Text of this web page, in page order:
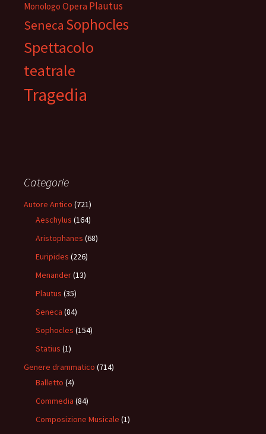
Monologo Opera Plautus
Seneca Sophocles
Spettacolo
teatrale
Tragedia
Categorie
Autore Antico (721)
Aeschylus (164)
Aristophanes (68)
Euripides (226)
Menander(13)
Plautus (35)
Seneca (84)
Sophocles (154)
Statius (1)
Genere drammatico (714)
Balletto (4)
Commedia (84)
Composizione Musicale (1)